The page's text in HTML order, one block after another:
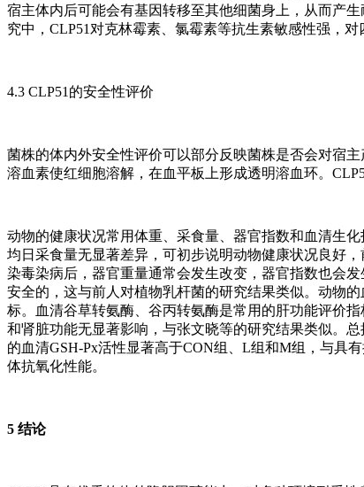
宿主体内后可能会有基因转移至其他细菌身上，从而产
究中，CLP51对克林霉素、氯霉素等抗生素敏感性强，
4.3 CLP51的安全性评价
菌株的体内外安全性评价可以部分反映菌株是否会对宿
溶血素使红细胞溶解，在血平板上形成透明溶血环。
动物的健康状况常用体重、采食量、器官指数和血清生
均日采食量无显著差异，可初步说明动物健康状况良好
染毒染病后，器官重量通常会发生改变，器官指数也会
安全的，这与前人对植物乳杆菌的研究结果类似。动物
标。血清谷草转氨酶、谷丙转氨酶是常用的肝功能评价
和肾脏功能无显著影响，与张文晓等的研究结果类似。
的血清GSH-Px活性显著高于CON组、L组和M组，与具
体抗氧化性能。
5 结论